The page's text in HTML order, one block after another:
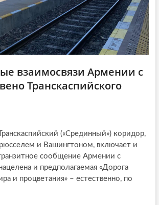
взаимосвязи Армении с
Транскаспийского
(«Срединный») коридор,
и Вашингтоном, включает и
сообщение Армении с
и предполагаемая «Дорога
и процветания» – естественно, по